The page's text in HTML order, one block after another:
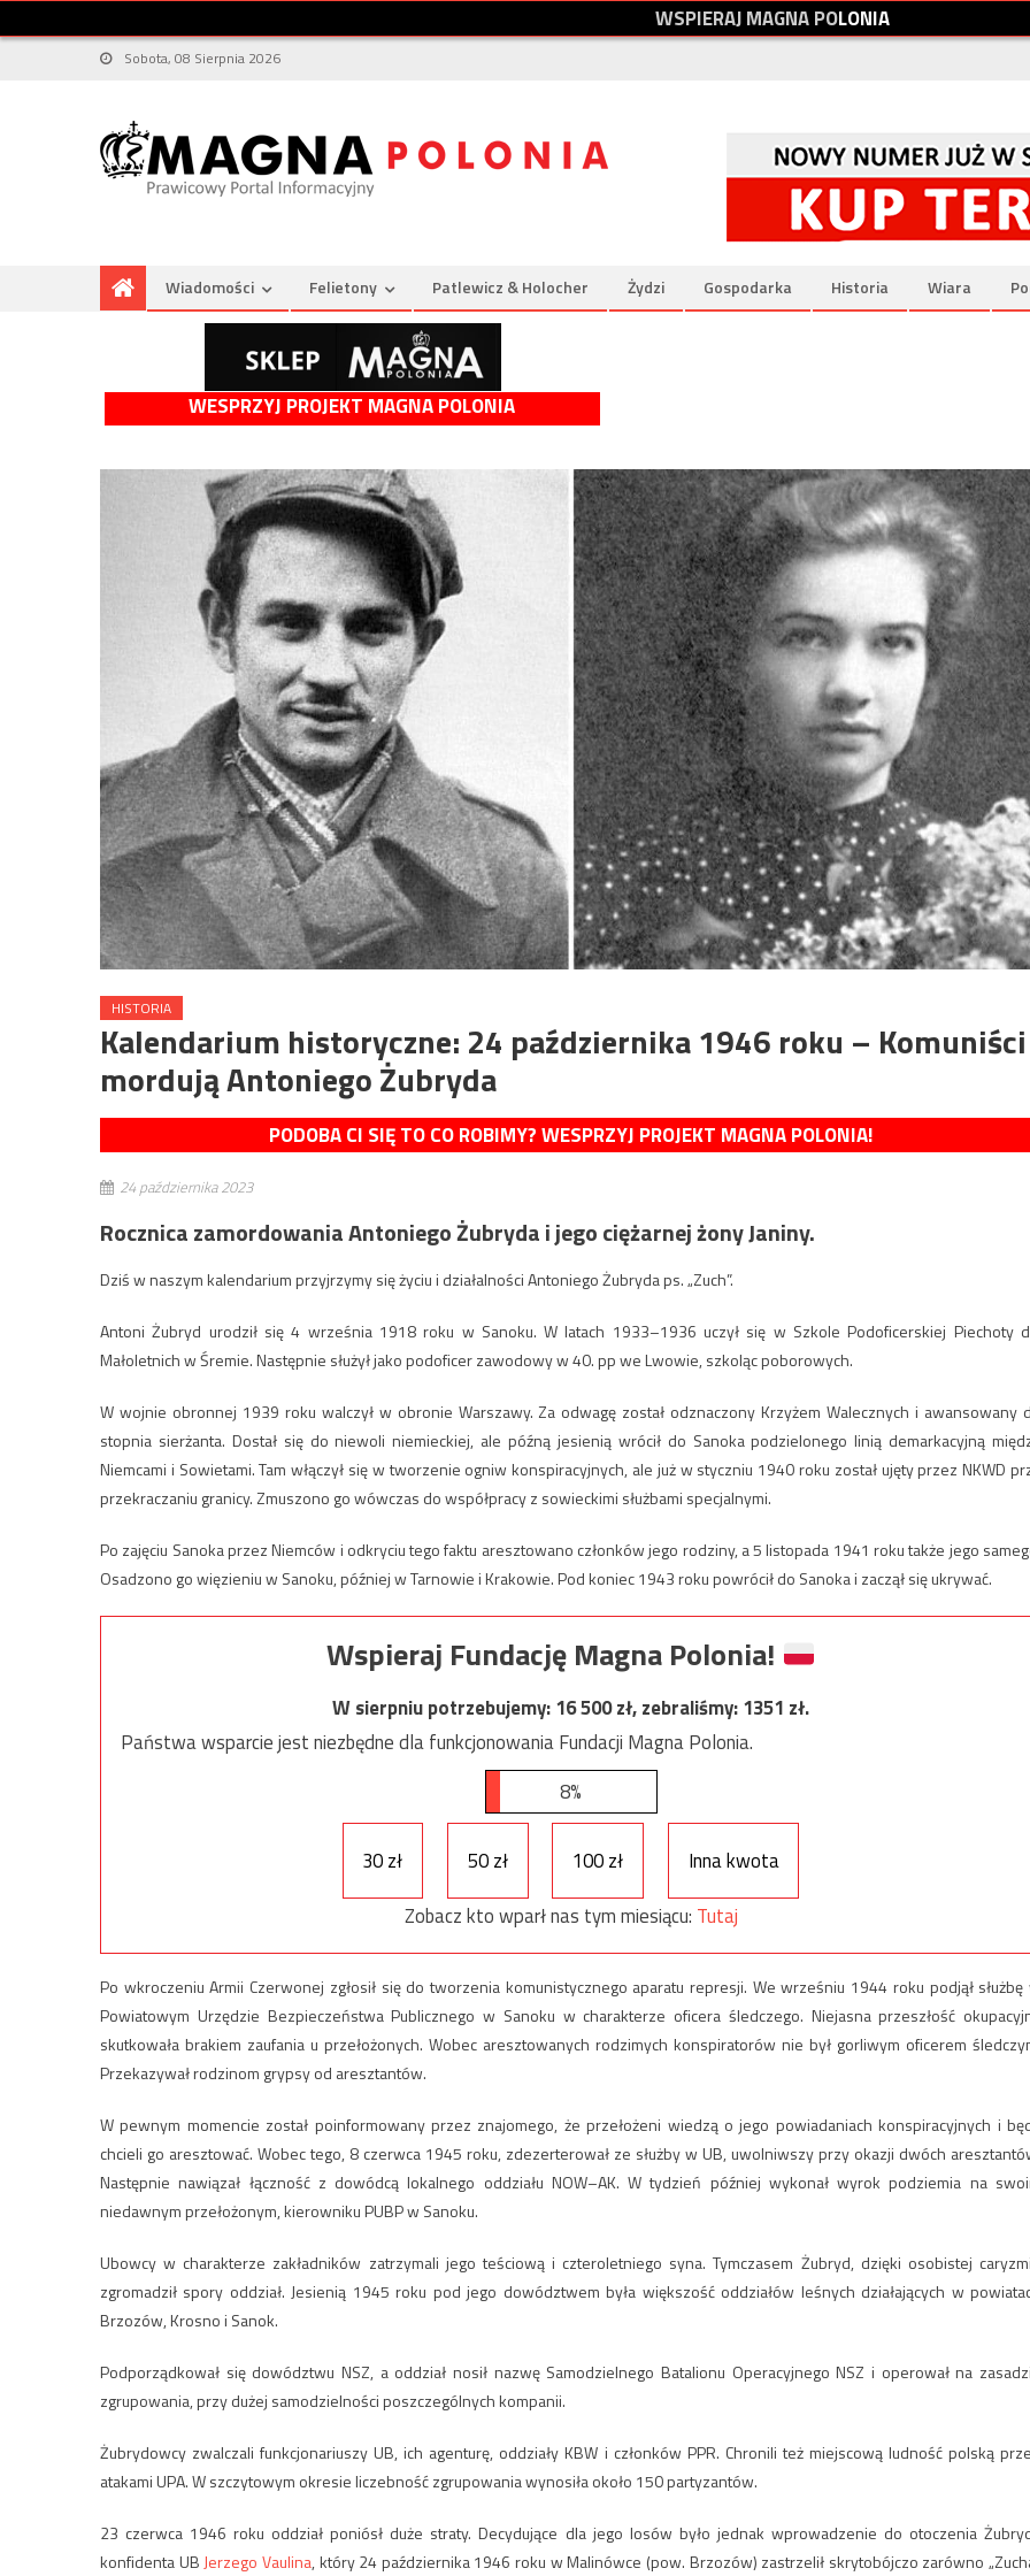
WSPIERAJMAGNAPOLONIA
Sobota, 08 Sierpnia 2026
Wiadomości Felietony Patlewicz & Holocher Żydzi Gospodarka Historia Wiara
WESPRZYJ PROJEKT MAGNA POLONIA
HISTORIA
Kalendarium historyczne: 24 października 1946 roku – Komuniści
mordują Antoniego Żubryda
PODOBA CI SIĘ TO CO ROBIMY? WESPRZYJ PROJEKT MAGNA POLONIA!
24 października 2023
Rocznica zamordowania Antoniego Żubryda i jego ciężarnej żony Janiny.
Dziś w naszym kalendarium przyjrzymy się życiu i działalności Antoniego Żubryda ps. „Zuch”.
Antoni Żubryd urodził się 4 września 1918 roku w Sanoku. W latach 1933–1936 uczył się w Szkole Podoficerskiej Piechoty
Małoletnich w Śremie. Następnie służył jako podoficer zawodowy w 40. pp we Lwowie, szkoląc poborowych.
W wojnie obronnej 1939 roku walczył w obronie Warszawy. Za odwagę został odznaczony Krzyżem Walecznych i awansowany
stopnia sierżanta. Dostał się do niewoli niemieckiej, ale późną jesienią wrócił do Sanoka podzielonego linią demarkacyjną
Niemcami i Sowietami. Tam włączył się w tworzenie ogniw konspiracyjnych, ale już w styczniu 1940 roku został ujęty przez NKWD
przekraczaniu granicy. Zmuszono go wówczas do współpracy z sowieckimi służbami specjalnymi.
Po zajęciu Sanoka przez Niemców i odkryciu tego faktu aresztowano członków jego rodziny, a 5 listopada 1941 roku także jego
Osadzono go więzieniu w Sanoku, później w Tarnowie i Krakowie. Pod koniec 1943 roku powrócił do Sanoka i zaczął się ukrywać.
Wspieraj Fundację Magna Polonia!
W sierpniu potrzebujemy:16 500zł, zebraliśmy:1351 zł.
Państwa wsparcie jest niezbędne dla funkcjonowania Fundacji Magna Polonia.
8%
30 zł 50 zł 100 zł
Inna kwota
Zobacz kto wparł nas tym miesiącu: Tutaj
Po wkroczeniu Armii Czerwonej zgłosił się do tworzenia komunistycznego aparatu represji. We wrześniu 1944 roku podjął służbę
Powiatowym Urzędzie Bezpieczeństwa Publicznego w Sanoku w charakterze oficera śledczego. Niejasna przeszłość
skutkowała brakiem zaufania u przełożonych. Wobec aresztowanych rodzimych konspiratorów nie był gorliwym oficerem
Przekazywał rodzinom grypsy od aresztantów.
W pewnym momencie został poinformowany przez znajomego, że przełożeni wiedzą o jego powiadaniach konspiracyjnych i
chcieli go aresztować. Wobec tego, 8 czerwca 1945 roku, zdezerterował ze służby w UB, uwolniwszy przy okazji dwóch
Następnie nawiązał łączność z dowódcą lokalnego oddziału NOW–AK. W tydzień później wykonał wyrok podziemia na
niedawnym przełożonym, kierowniku PUBP w Sanoku.
Ubowcy w charakterze zakładników zatrzymali jego teściową i czteroletniego syna. Tymczasem Żubryd, dzięki osobistej
zgromadził spory oddział. Jesienią 1945 roku pod jego dowództwem była większość oddziałów leśnych działających w
Brzozów, Krosno i Sanok.
Podporządkował się dowództwu NSZ, a oddział nosił nazwę Samodzielnego Batalionu Operacyjnego NSZ i operował na
zgrupowania, przy dużej samodzielności poszczególnych kompanii.
Żubrydowcy zwalczali funkcjonariuszy UB, ich agenturę, oddziały KBW i członków PPR. Chronili też miejscową ludność polską
atakami UPA. W szczytowym okresie liczebność zgrupowania wynosiła około 150 partyzantów.
23 czerwca 1946 roku oddział poniósł duże straty. Decydujące dla jego losów było jednak wprowadzenie do otoczenia
konfidenta UBJerzego Vaulina, który 24 października 1946 roku w Malinówce (pow. Brzozów) zastrzelił skrytobójczo zarówno